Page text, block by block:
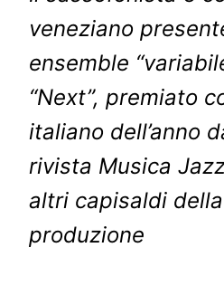
veneziano
ensemble
“Next”, premiato
italiano dell’anno
rivista Musica
altri capisaldi
produzione